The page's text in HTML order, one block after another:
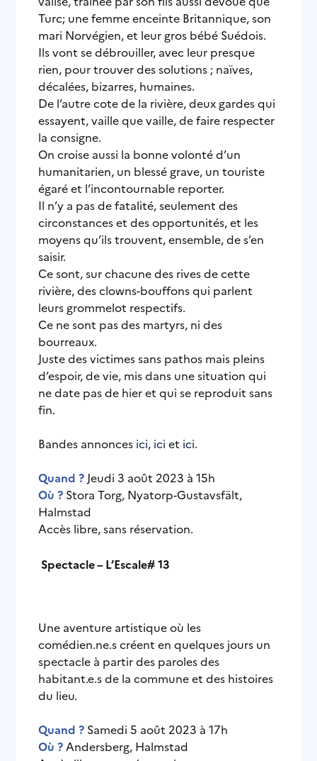
Turc; une femme enceinte Britannique, son
mari Norvégien, et leur gros bébé Suédois.
Ils vont se débrouiller, avec leur presque
rien, pour trouver des solutions ; naïves,
décalées, bizarres, humaines.
De l’autre cote de la rivière, deux gardes qui
essayent, vaille que vaille, de faire respecter
la consigne.
On croise aussi la bonne volonté d’un
humanitarien, un blessé grave, un touriste
égaré et l’incontournable reporter.
Il n’y a pas de fatalité, seulement des
circonstances et des opportunités, et les
moyens qu’ils trouvent, ensemble, de s’en
saisir.
Ce sont, sur chacune des rives de cette
rivière, des clowns-bouffons qui parlent
leurs grommelot respectifs.
Ce ne sont pas des martyrs, ni des
bourreaux.
Juste des victimes sans pathos mais pleins
d’espoir, de vie, mis dans une situation qui
ne date pas de hier et qui se reproduit sans
fin.
Bandes annonces ici, ici et ici.
Quand ? Jeudi 3 août 2023 à 15h
Où ? Stora Torg, Nyatorp-Gustavsfält,
Halmstad
Accès libre, sans réservation.
Spectacle – L’Escale# 13
Une aventure artistique où les
comédien.ne.s créent en quelques jours un
spectacle à partir des paroles des
habitant.e.s de la commune et des histoires
du lieu.
Quand ? Samedi 5 août 2023 à 17h
Où ? Andersberg, Halmstad